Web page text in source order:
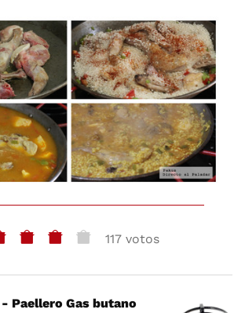
117 votos
- Paellero Gas butano